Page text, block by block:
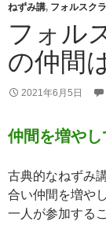
ねずみ講, フォルスク
フォル
の仲間
2021年6月5日
仲間を増や
古典的なねずみ
合い仲間を増や
一人が参加する